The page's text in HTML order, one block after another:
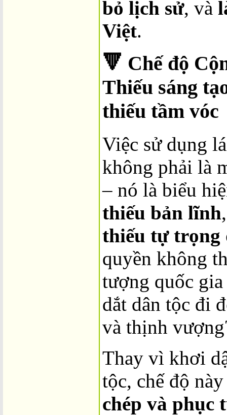
bỏ lịch sử, và
Việt.
🔻 Chế độ
Thiếu sáng
thiếu tầm vóc
Việc sử dụng
không phải là
– nó là biểu
thiếu bản lĩnh
thiếu tự trọng
quyền không
tượng quốc
dắt dân tộc đi
và thịnh
Thay vì khơi
tộc, chế độ
chép và phục